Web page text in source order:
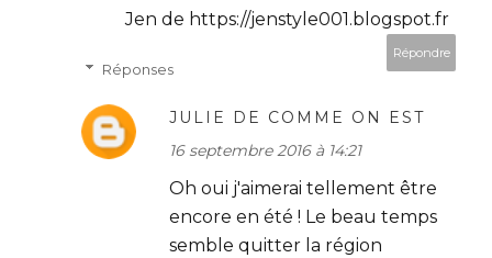
Jen de https://jenstyle001.blogspot.fr
Répondre
Réponses
JULIE DE COMME ON EST
16 septembre 2016 à 14:21
Oh oui j'aimerai tellement être
encore en été ! Le beau temps
semble quitter la région